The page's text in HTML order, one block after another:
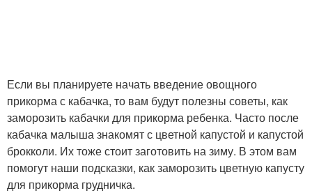
Если вы планируете начать введение овощного
прикорма с кабачка, то вам будут полезны советы, как
заморозить кабачки для прикорма ребенка. Часто после
кабачка малыша знакомят с цветной капустой и капустой
брокколи. Их тоже стоит заготовить на зиму. В этом вам
помогут наши подсказки, как заморозить цветную капусту
для прикорма грудничка.